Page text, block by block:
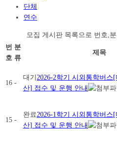
단체
연수
모집 게시판 목록으로 번호,
번
호
분
류
제목
16 -
대기 2026-2학기 시외통학버스
산] 접수 및 운행 안내
15 -
완료 2026-1학기 시외통학버스
산] 접수 및 운행 안내